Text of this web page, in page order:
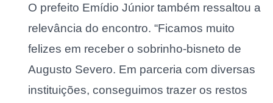
O prefeito Emídio Júnior também ressaltou a
relevância do encontro. “Ficamos muito
felizes em receber o sobrinho-bisneto de
Augusto Severo. Em parceria com diversas
instituições, conseguimos trazer os restos